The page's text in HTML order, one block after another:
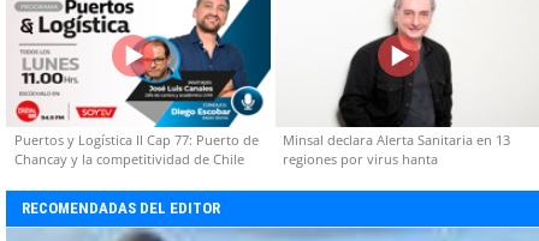
Puertos y Logística II Cap 77: Puerto de
Chancay y la competitividad de Chile
Minsal declara Alerta Sanitaria en 13
regiones por virus hanta
RECOMENDADAS DEL EDITOR